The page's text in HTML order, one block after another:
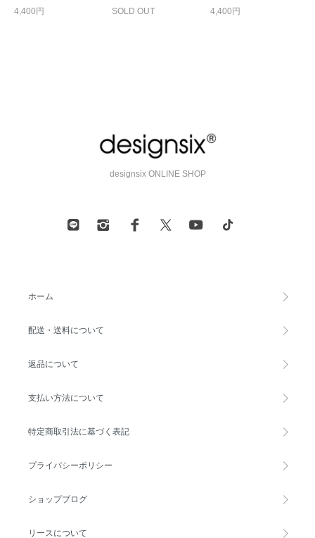
4,400円
SOLD OUT
4,400円
designsix ONLINE SHOP
ホーム
配送・送料について
返品について
支払い方法について
特定商取引法に基づく表記
プライバシーポリシー
ショップブログ
リースについて